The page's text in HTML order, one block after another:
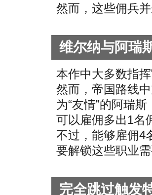
然而，这些佣兵
维尔纳与阿瑞
本作中大多数指
然而，帝国路线
为“友情”的阿瑞斯
可以雇佣多出1名
不过，能够雇佣4
要解锁这些职业
完全跳过触发